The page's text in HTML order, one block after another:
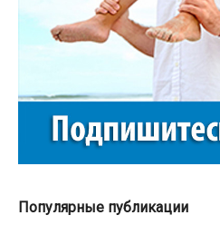
Популярные публикации